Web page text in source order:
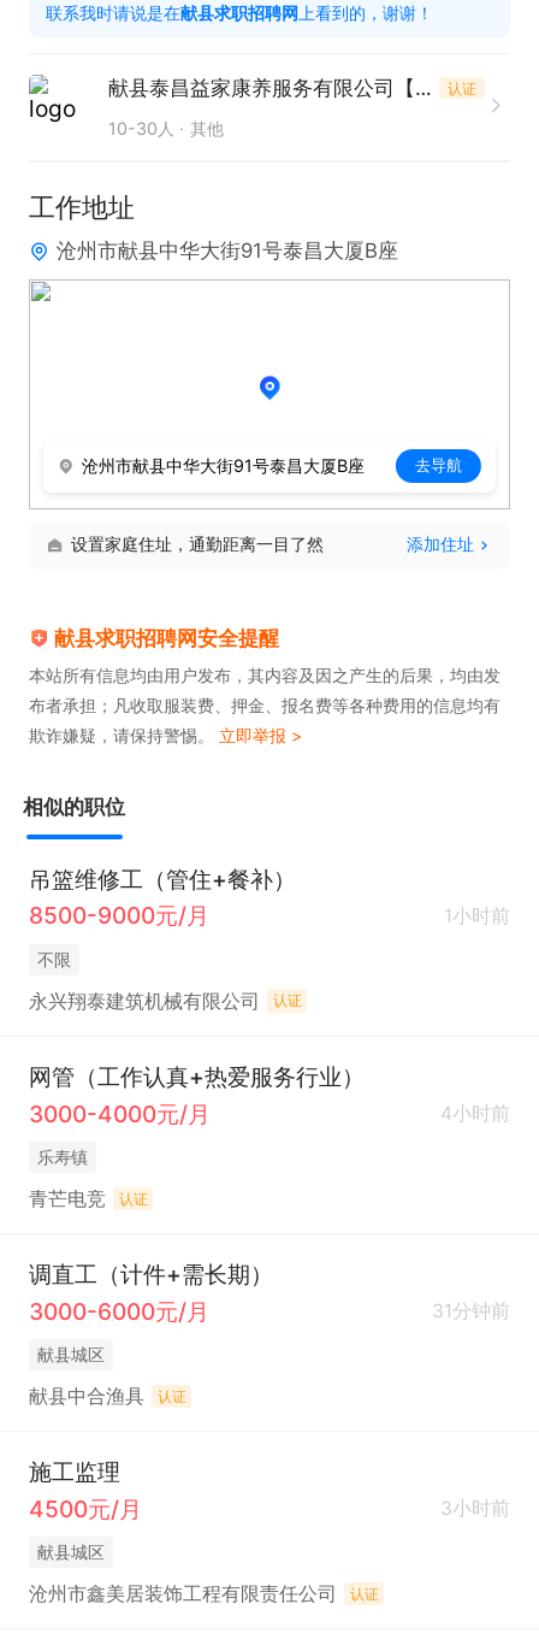
联系我时请说是在献县求职招聘网 上看到的，谢谢！
献县泰昌益家康养服务有限公司【献县饭店】 认证
10-30人 其他
工作地址
沧州市献县中华大街91号泰昌大厦B座
沧州市献县中华大街91号泰昌大厦B座 去导航
设置家庭住址，通勤距离一目了然 添加住址
献县求职招聘网安全提醒
本站所有信息均由用户发布，其内容及因之产生的后果，均由发
布者承担；凡收取服装费、押金、报名费等各种费用的信息均有
欺诈嫌疑，请保持警惕。 立即举报 >
相似的职位
吊篮维修工（管住+餐补）
8500-9000元/月
1小时前
不限
永兴翔泰建筑机械有限公司 认证
网管（工作认真+热爱服务行业）
3000-4000元/月
4小时前
乐寿镇
青芒电竞 认证
调直工（计件+需长期）
3000-6000元/月
31分钟前
献县城区
献县中合渔具 认证
施工监理
4500元/月
3小时前
献县城区
沧州市鑫美居装饰工程有限责任公司 认证